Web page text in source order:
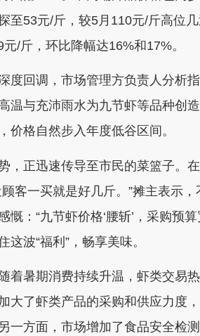
至53元/斤，较5月110元/斤高位
/斤，环比降幅达16%和17%。
回调，市场管理方负责人分析指
温与充沛雨水为九节虾等品种创
价格自然步入年度低谷区间。
正迅速传导至市民的菜篮子。在
客一买就是好几斤。”摊主表示
慨：“九节虾价格‘腰斩’，采购预
波“福利”，畅享美味。
暑期消费持续升温，虾类交易热
大了虾类产品的采购和供应力度
一方面，市场增加了食品安全检